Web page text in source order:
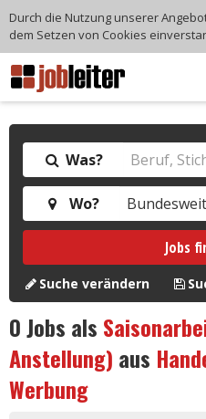
Was?
Wo?
Jobs
Suche verändern
0Jobs als
Anstellung) aus
Werbung
Durch die Nutzung unserer
dem Setzen von Cookies